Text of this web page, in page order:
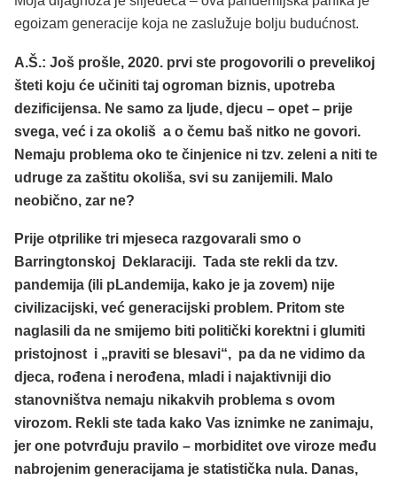
egoizam generacije koja ne zaslužuje bolju budućnost.
A.Š.: Još prošle, 2020. prvi ste progovorili o prevelikoj
šteti koju će učiniti taj ogroman biznis, upotreba
dezificijensa. Ne samo za ljude, djecu – opet – prije
svega, već i za okoliš a o čemu baš nitko ne govori.
Nemaju problema oko te činjenice ni tzv. zeleni a niti te
udruge za zaštitu okoliša, svi su zanijemili. Malo
neobično, zar ne?
Prije otprilike tri mjeseca razgovarali smo o
Barringtonskoj Deklaraciji. Tada ste rekli da tzv.
pandemija (ili pLandemija, kako je ja zovem) nije
civilizacijski, već generacijski problem. Pritom ste
naglasili da ne smijemo biti politički korektni i glumiti
pristojnost i „praviti se blesavi“, pa da ne vidimo da
djeca, rođena i nerođena, mladi i najaktivniji dio
stanovništva nemaju nikakvih problema s ovom
virozom. Rekli ste tada kako Vas iznimke ne zanimaju,
jer one potvrđuju pravilo – morbiditet ove viroze među
nabrojenim generacijama je statistička nula. Danas,